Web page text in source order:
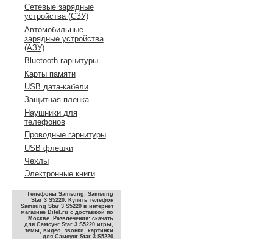
Сетевые зарядные
устройства (СЗУ)
Автомобильные
зарядные устройства
(АЗУ)
Bluetooth гарнитуры
Карты памяти
USB дата-кабели
Защитная пленка
Наушники для
телефонов
Проводные гарнитуры
USB флешки
Чехлы
Электронные книги
Телефоны Samsung: Samsung
Star 3 S5220. Купить телефон
Samsung Star 3 S5220 в интернет
магазине Ditel.ru с доставкой по
Москве. Развлечения: скачать
для Самсунг Star 3 S5220 игры,
темы, видео, звонки, картинки
для Самсунг Star 3 S5220